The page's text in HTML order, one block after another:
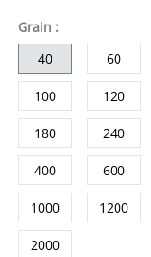
Grain sélectionner
:
40
60
100 120
180 240
400 600
1000 1200
2000